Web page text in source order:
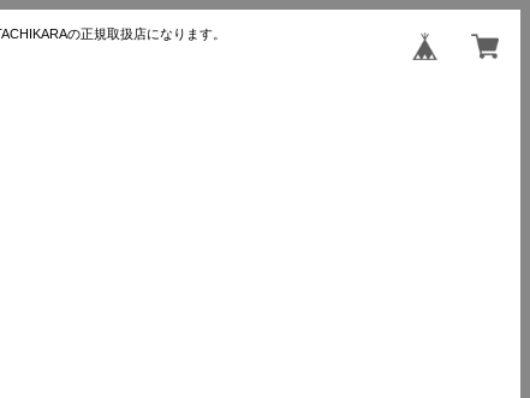
の正規取扱店になります。